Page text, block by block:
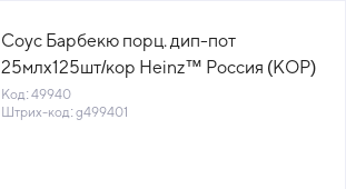
Соус Барбекю порц. дип-пот
25млх125шт/кор Heinz™ Россия (КОР)
(КОД 49940) (0°С)
Код: 49940
Штрих-код: g499401